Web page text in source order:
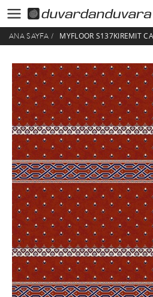
ANA SAYFA / MYFLOOR S137KIREMIT